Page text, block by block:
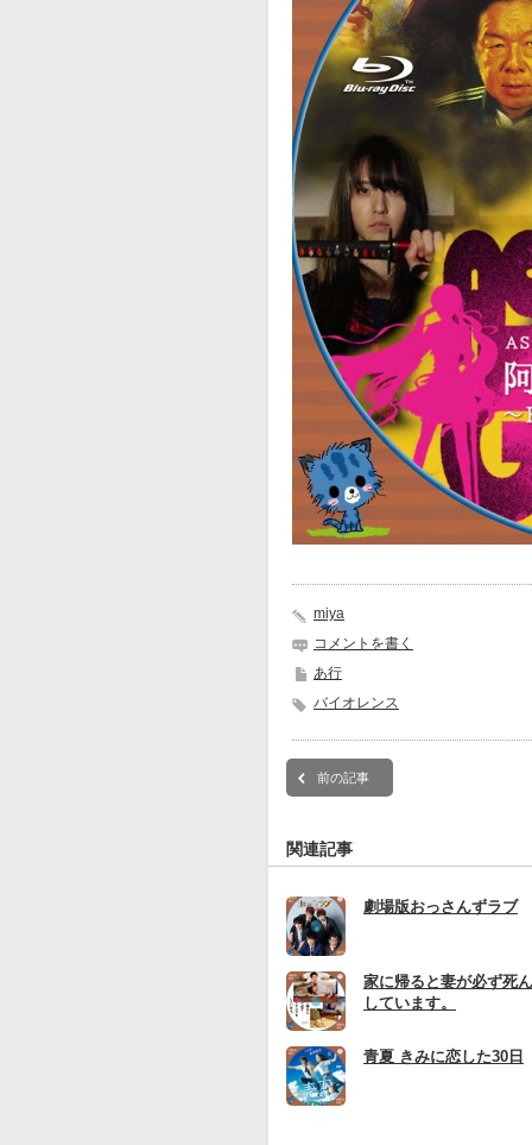
miya
コメントを書く
あ行
バイオレンス
前の記事
関連記事
劇場版おっさんずラブ
家に帰ると妻が必ず死
しています。
青夏 きみに恋した30日